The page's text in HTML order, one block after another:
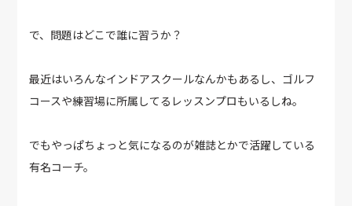
で、問題はどこで誰に習うか？
最近はいろんなインドアスクールなんかもあるし、ゴルフ
コースや練習場に所属してるレッスンプロもいるしね。
でもやっぱちょっと気になるのが雑誌とかで活躍している
有名コーチ。